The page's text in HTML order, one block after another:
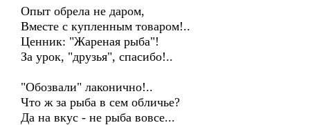
Опыт обрела не даром,
Вместе с купленным товаром!..
Ценник: "Жареная рыба"!
За урок, "друзья", спасибо!..
"Обозвали" лаконично!..
Что ж за рыба в сем обличье?
Да на вкус - не рыба вовсе...